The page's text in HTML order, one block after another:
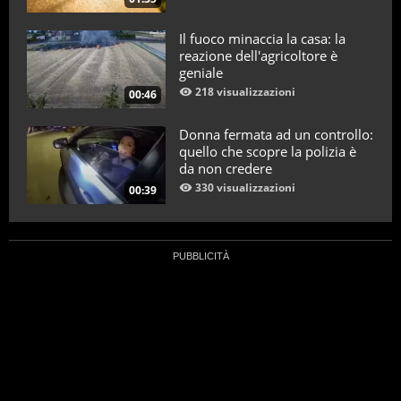
00:46
Il fuoco minaccia la casa: la
reazione dell'agricoltore è
geniale
218 visualizzazioni
00:39
Donna fermata ad un controllo:
quello che scopre la polizia è
da non credere
330 visualizzazioni